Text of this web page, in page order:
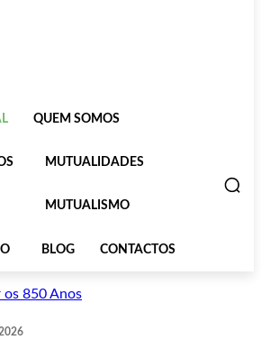
QUEM SOMOS
MUTUALIDADES
MUTUALISMO
BLOG CONTACTOS
os 850 Anos